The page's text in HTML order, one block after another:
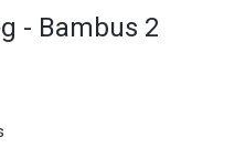
- Bambus 2